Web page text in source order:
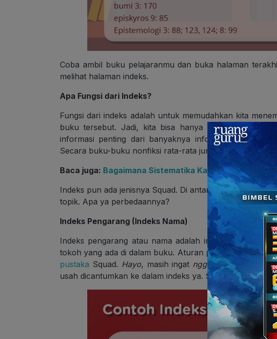
Coba ambil buku pelajaranmu dan buka halaman
melihat halaman indeks.
Apa Fungsi dari Indeks?
Fungsi dari indeks adalah untuk memudahkan kita
buku tersebut. Jadi, kita bisa hanya membaca cepat
informasi penting dari banyaknya informasi di dalam
Secara buku-buku nonfiksi rata-rata jumlah halamannya
Baca juga: Bagaimana Sistematika Karya Ilmiah dalam
Indeks pun ada jenisnya Squad. Di antaranya ada indeks
topik. Apa ya perbedaannya?
Indeks Pengarang (Indeks Nama)
Indeks pengarang atau nama adalah indeks yang berisi
tokoh yang ada di dalam buku. Aturan penulisan indeks
pustaka Squad. Hayo, masih ingat nggak?Oh iya ,
usah dicantumkan ke dalam indeks ya. Sambil liat